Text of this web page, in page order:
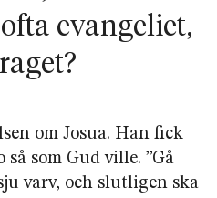
evangeliet,
om Josua. Han fick
som Gud ville. ”Gå
varv, och slutligen ska